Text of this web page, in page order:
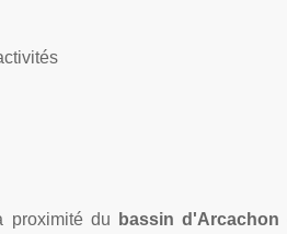
proximité du bassin d'Arcachon